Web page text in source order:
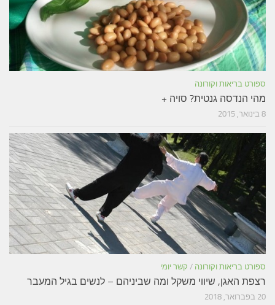
ספורט בריאות וקורונה
מהי הנדסה גנטית? סויה +
8 בינואר, 2015
ספורט בריאות וקורונה / קשר יומי
רצפת האגן, שיווי משקל ומה שביניהם – לנשים בגיל המעבר
20 בפברואר, 2018